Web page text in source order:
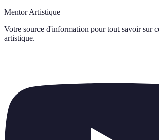
Mentor Artistique
Votre source d'information pour tout savoir sur
artistique.